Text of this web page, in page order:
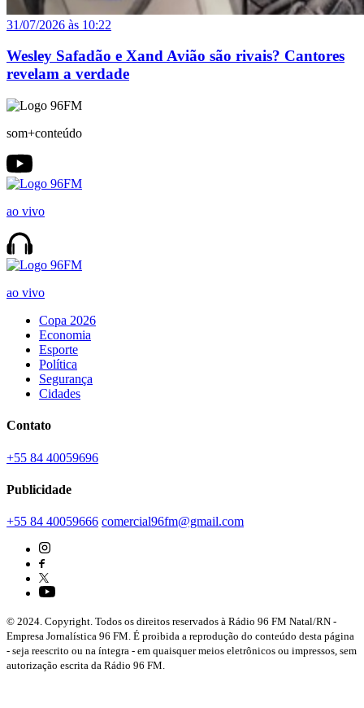
31/07/2026 às 10:22
Wesley Safadão e Xand Avião são rivais? Cantores
revelam a verdade
som+conteúdo
ao vivo
ao vivo
Copa 2026
Economia
Esporte
Política
Segurança
Cidades
Contato
+55 84 40059696
Publicidade
+55 84 40059666 comercial96fm@gmail.com
© 2024. Copyright. Todos os direitos reservados à Rádio 96 FM Natal/RN -
Empresa Jornalística 96 FM. É proibida a reprodução do conteúdo desta página
- seja reescrito ou na íntegra - em quaisquer meios eletrônicos ou impressos, sem
autorização escrita da Rádio 96 FM.